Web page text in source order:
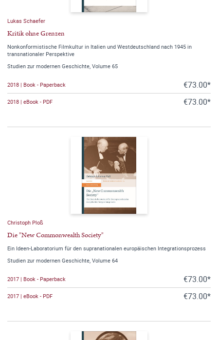
Lukas Schaefer
Kritik ohne Grenzen
Nonkonformistische Filmkultur in Italien und Westdeutschland nach 1945 in
transnationaler Perspektive
Studien zur modernen Geschichte, Volume 65
2018 | Book - Paperback €73.00*
2018 | eBook - PDF €73.00*
Christoph Ploß
Die "New Commonwealth Society"
Ein Ideen-Laboratorium für den supranationalen europäischen Integrationsprozess
Studien zur modernen Geschichte, Volume 64
2017 | Book - Paperback €73.00*
2017 | eBook - PDF €73.00*